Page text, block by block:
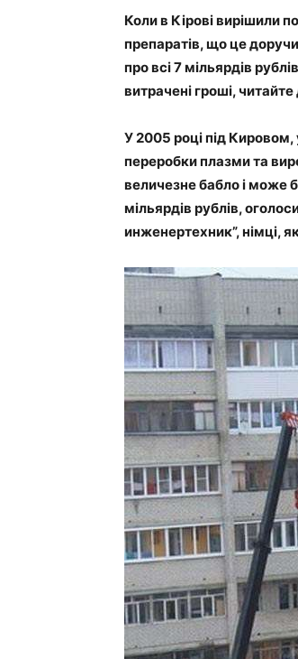
Коли в Кірові вирішили
препаратів, що це
про всі 7 мільярдів
витрачені гроші, читайте
У 2005 році під Кировом,
переробки плазми та
величезне бабло і може
мільярдів рублів,
инженертехник”, німці,